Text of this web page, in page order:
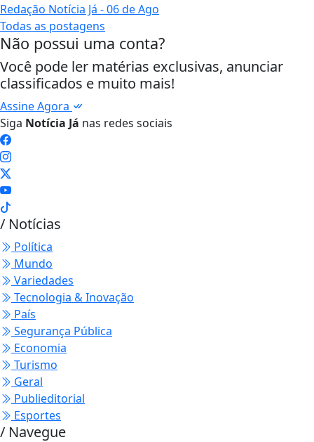
Redação Notícia Já - 06 de Ago
Todas as postagens
Não possui uma conta?
Você pode ler matérias exclusivas, anunciar
classificados e muito mais!
Assine Agora
Siga Notícia Já nas redes sociais
/ Notícias
Política
Mundo
Variedades
Tecnologia & Inovação
País
Segurança Pública
Economia
Turismo
Geral
Publieditorial
Esportes
/ Navegue